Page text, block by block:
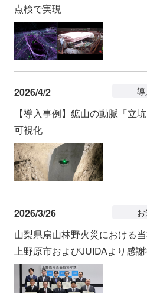
点検で実現
2026/4/2
【導入事例】鉱山の動脈「立
可視化
2026/3/26
山梨県扇山林野火災における
上野原市およびJUIDAより感